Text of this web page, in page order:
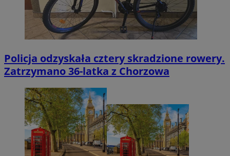
Policja odzyskała cztery skradzione rowery.
Zatrzymano 36-latka z Chorzowa